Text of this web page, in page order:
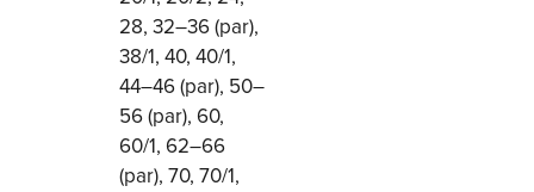
28, 32–36 (par),
38/1, 40, 40/1,
44–46 (par), 50–
56 (par), 60,
60/1, 62–66
(par), 70, 70/1,